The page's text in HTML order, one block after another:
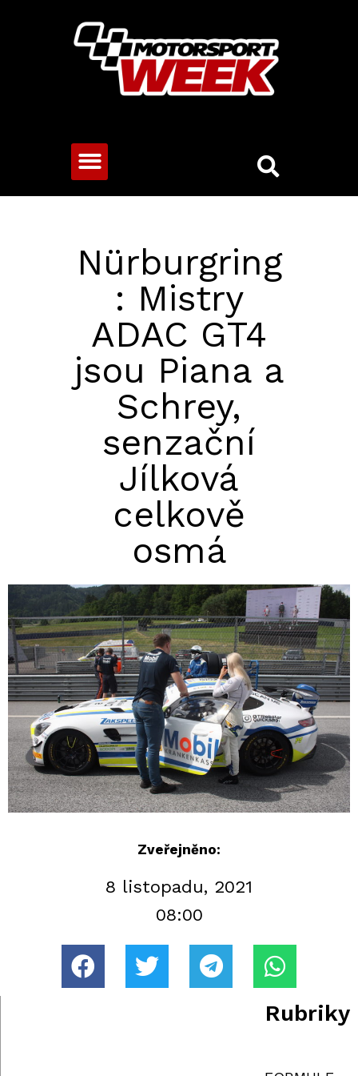
Nürburgring
: Mistry
ADAC GT4
jsou Piana a
Schrey,
senzační
Jílková
celkově
osmá
Zveřejněno:
8 listopadu, 2021
08:00
Rubriky